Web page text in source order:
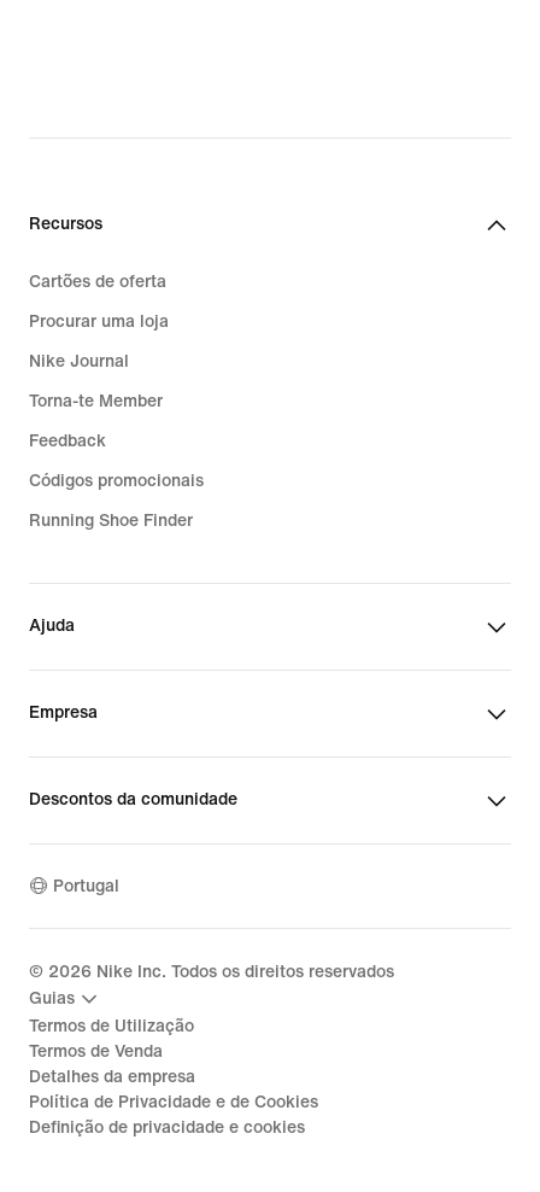
Recursos
Cartões de oferta
Procurar uma loja
Nike Journal
Torna-te Member
Feedback
Códigos promocionais
Running Shoe Finder
Ajuda
Empresa
Descontos da comunidade
Portugal
© 2026 Nike Inc. Todos os direitos reservados
Guias
Termos de Utilização
Termos de Venda
Detalhes da empresa
Política de Privacidade e de Cookies
Definição de privacidade e cookies